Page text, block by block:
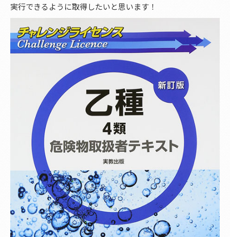
実行できるように取得したいと思います！